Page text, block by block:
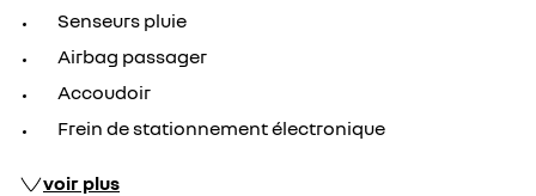
Senseurs pluie
Airbag passager
Accoudoir
Frein de stationnement électronique
voir plus